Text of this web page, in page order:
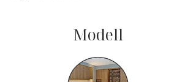
Modell